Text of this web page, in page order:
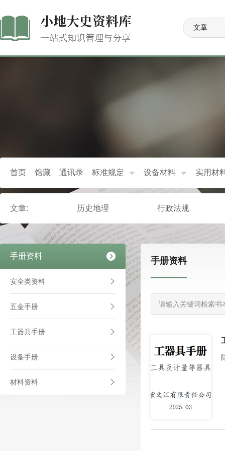
小地大史资料库
一站式知识管理与分享
首页 馆藏 通讯录 标准规定 设备材料 实用材
文章: 历史地理 行政法规
手册资料
安全类资料
五金手册
工器具手册
设备手册
材料资料
手册资料